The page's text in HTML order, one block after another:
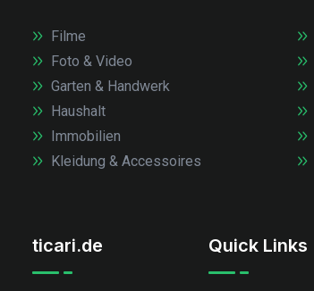
Filme
Foto & Video
Garten & Handwerk
Haushalt
Immobilien
Kleidung & Accessoires
ticari.de Quick Links